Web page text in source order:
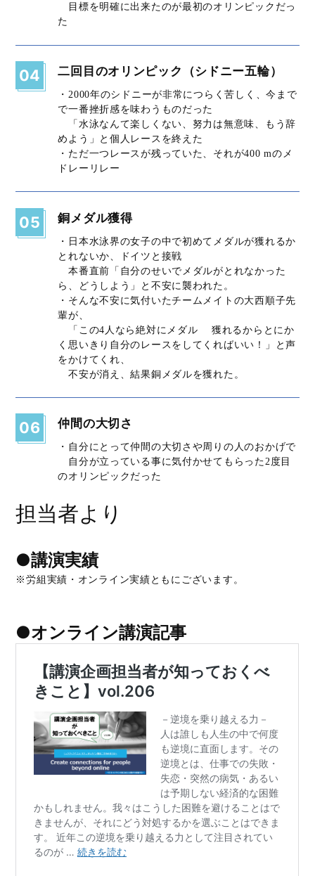
目標を明確に出来たのが最初のオリンピックだっ
た
04 二回目のオリンピック（シドニー五輪）
・2000年のシドニーが非常につらく苦しく、今まで
で一番挫折感を味わうものだった
「水泳なんて楽しくない、努力は無意味、もう辞
めよう」と個人レースを終えた
・ただ一つレースが残っていた、それが400 mのメ
ドレーリレー
05 銅メダル獲得
・日本水泳界の女子の中で初めてメダルが獲れるか
とれないか、ドイツと接戦
本番直前「自分のせいでメダルがとれなかった
ら、どうしよう」と不安に襲われた。
・そんな不安に気付いたチームメイトの大西順子先
輩が、
「この4人なら絶対にメダル 獲れるからとにか
く思いきり自分のレースをしてくればいい！」と声
をかけてくれ、
不安が消え、結果銅メダルを獲れた。
06 仲間の大切さ
・自分にとって仲間の大切さや周りの人のおかげで
自分が立っている事に気付かせてもらった2度目
のオリンピックだった
担当者より
●講演実績
※労組実績・オンライン実績ともにございます。
●オンライン講演記事